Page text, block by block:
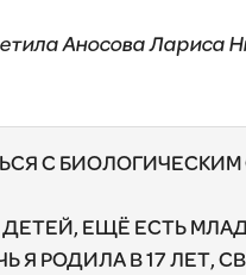
Аносова Лариса
С
ДЕТЕЙ, ЕЩЁ ЕСТЬ
Я РОДИЛА В 17 ЛЕТ,